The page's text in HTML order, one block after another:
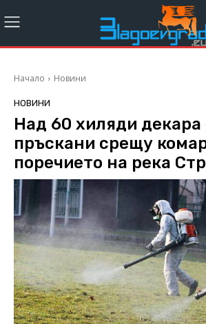
Начало Новини
НОВИНИ
Над 60 хиляди декара
пръскани срещу
поречието на река